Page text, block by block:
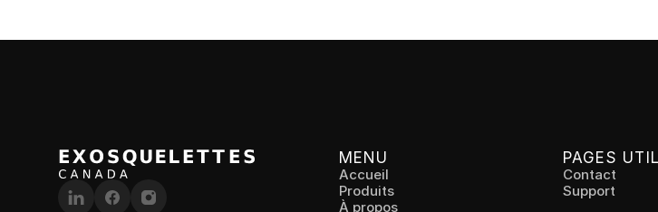
MENU
Accueil
Produits
À propos
PAGES
Contact
Support